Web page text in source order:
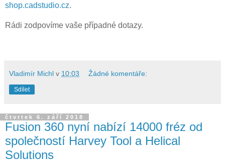
shop.cadstudio.cz.
Rádi zodpovíme vaše případné dotazy.
Vladimír Michl v 10:03 Žádné komentáře:
Sdílet
čtvrtek 6. září 2018
Fusion 360 nyní nabízí 14000 fréz od
společností Harvey Tool a Helical
Solutions